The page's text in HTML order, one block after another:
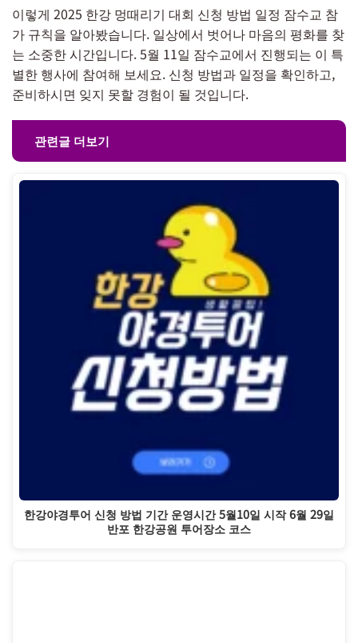
이렇게 2025 한강 멍때리기 대회 신청 방법 일정 잠수교 참
가 규칙을 알아봤습니다. 일상에서 벗어나 마음의 평화를 찾
는 소중한 시간입니다. 5월 11일 잠수교에서 진행되는 이 특
별한 행사에 참여해 보세요. 신청 방법과 일정을 확인하고,
준비하시면 잊지 못할 경험이 될 것입니다.
관련글 더보기
한강야경투어 신청 방법 기간 운영시간 5월10일 시작 6월 29일
반포 한강공원 투어장소 코스